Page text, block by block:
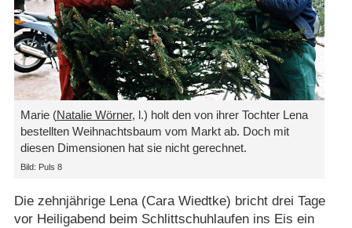
Marie (Natalie Wörner, l.) holt den von ihrer Tochter Lena
bestellten Weihnachtsbaum vom Markt ab. Doch mit
diesen Dimensionen hat sie nicht gerechnet.
Bild: Puls 8
Die zehnjährige Lena (Cara Wiedtke) bricht drei Tage
vor Heiligabend beim Schlittschuhlaufen ins Eis ein